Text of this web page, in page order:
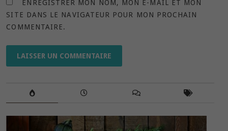
ENREGISTRER MON NOM, MON E-MAIL ET MON
SITE DANS LE NAVIGATEUR POUR MON PROCHAIN
COMMENTAIRE.